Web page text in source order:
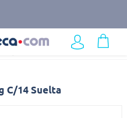
y Vacunas
C/14 Suelta